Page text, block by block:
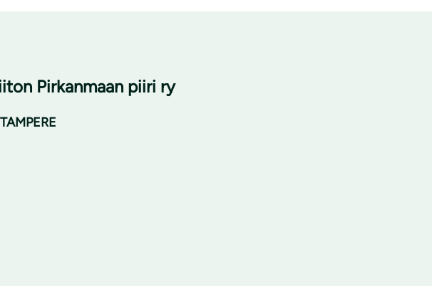
Pirkanmaan piiri ry